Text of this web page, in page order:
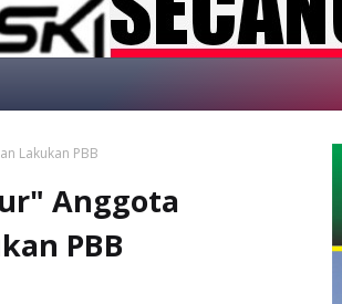
SELAMAT
Lakukan PBB
Anggota
PBB